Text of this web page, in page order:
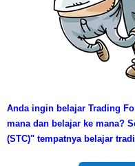
Anda ingin belajar Trading
mana dan belajar ke mana?
(STC)" tempatnya belajar